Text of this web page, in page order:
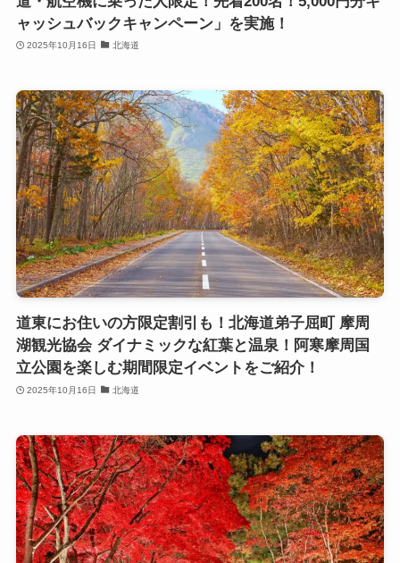
ャッシュバックキャンペーン」を実施！
2025年10月16日 北海道
道東にお住いの方限定割引も！北海道弟子屈町 摩周
湖観光協会 ダイナミックな紅葉と温泉！阿寒摩周国
立公園を楽しむ期間限定イベントをご紹介！
2025年10月16日 北海道